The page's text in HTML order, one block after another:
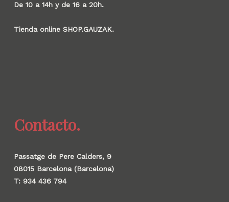
De 10 a 14h y de 16 a 20h.
Tienda online SHOP.GAUZAK.
Contacto.
Passatge de Pere Calders, 9
08015 Barcelona (Barcelona)
T: 934 436 794